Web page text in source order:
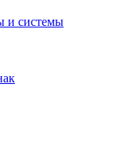
и системы